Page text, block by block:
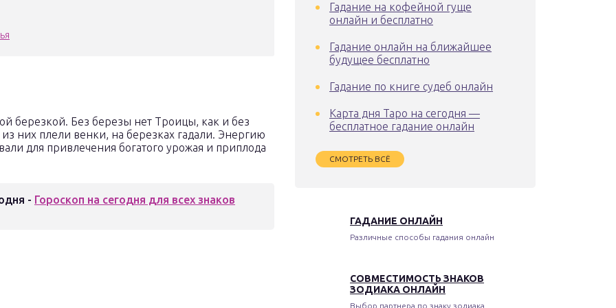
березкой. Без березы нет Троицы, как и без
них плели венки, на березках гадали. Энергию
для привлечения богатого урожая и приплода
- Гороскоп на сегодня для всех знаков
Гадание на кофейной гуще
онлайн и бесплатно
Гадание онлайн на ближайшее
будущее бесплатно
Гадание по книге судеб онлайн
Карта дня Таро на сегодня —
бесплатное гадание онлайн
СМОТРЕТЬ ВСЁ
ГАДАНИЕ ОНЛАЙН
Различные способы гадания онлайн
СОВМЕСТИМОСТЬ ЗНАКОВ
ЗОДИАКА ОНЛАЙН
Выбор партнера по знаку зодиака